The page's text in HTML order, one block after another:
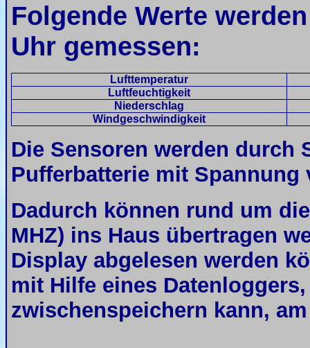
Folgende Werte
Uhr gemessen:
Lufttemperatur
Luftfeuchtigkeit
Niederschlag
Windgeschwindigkeit
Die Sensoren werden durch
Pufferbatterie mit Spannung
Dadurch können rund um
MHZ) ins Haus übertragen
Display abgelesen werden
mit Hilfe eines
zwischenspeichern kann,